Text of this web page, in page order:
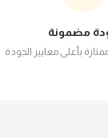
مضمونة
بأعلى معايير الجودة